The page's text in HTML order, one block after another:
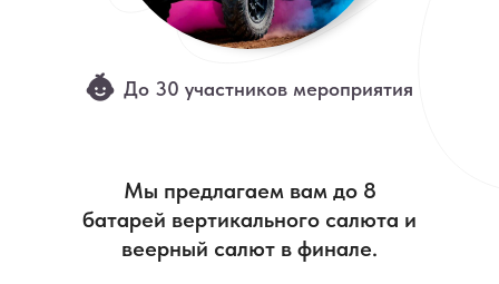
Мы предлагаем вам до 8
батарей вертикального салюта и
веерный салют в финале.
До 30 участников мероприятия